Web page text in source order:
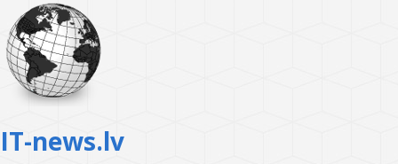
IT-news.lv